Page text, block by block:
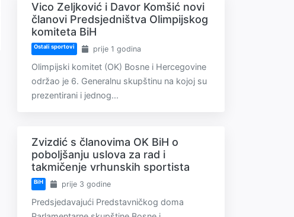
Vico Zeljković i Davor Komšić novi
članovi Predsjedništva Olimpijskog
komiteta BiH
Ostali sportovi prije 1 godina
Olimpijski komitet (OK) Bosne i Hercegovine
održao je 6. Generalnu skupštinu na kojoj su
prezentirani i jednog...
Zvizdić s članovima OK BiH o
poboljšanju uslova za rad i
takmičenje vrhunskih sportista
BiH prije 3 godine
Predsjedavajući Predstavničkog doma